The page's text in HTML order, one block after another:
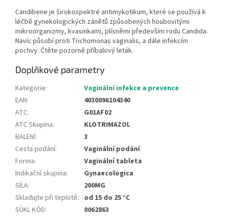
Candibene je širokospektré antimykotikum, které se používá k
léčbě gynekologických zánětů způsobených houbovitými
mikroorganizmy, kvasinkami, plísněmi především rodu Candida.
Navíc působí proti Trichomonas vaginalis, a dále infekcím
pochvy. Čtěte pozorně příbalový leták.
Doplňkové parametry
Kategorie:
Vaginální infekce a prevence
EAN:
4030096104340
ATC:
G01AF02
ATC Skupina:
KLOTRIMAZOL
BALENÍ:
3
Cesta podání:
Vaginální podání
Forma:
Vaginální tableta
Indikační skupina:
Gynaecologica
SÍLA:
200MG
Skladujte při teplotě: od 15 do 25 °C
SÚKL KÓD:
0062863